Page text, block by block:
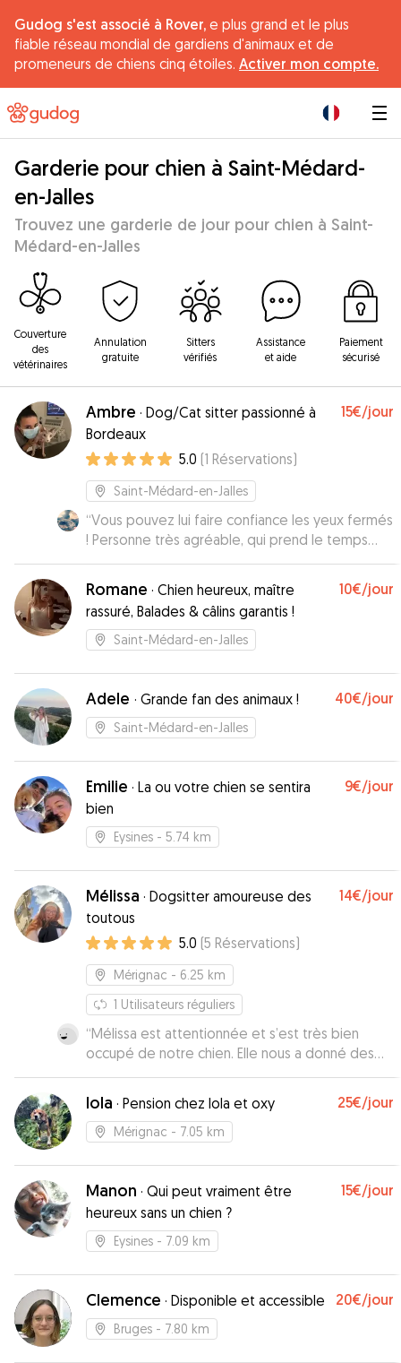
Gudog s'est associé à Rover, e plus grand et le plus
fiable réseau mondial de gardiens d'animaux et de
promeneurs de chiens cinq étoiles. Activer mon compte.
Garderie pour chien à Saint-Médard-
en-Jalles
Trouvez une garderie de jour pour chien à Saint-
Médard-en-Jalles
Couverture
des
vétérinaires
Annulation
gratuite
Sitters
vérifiés
Assistance
et aide
Paiement
sécurisé
Ambre · Dog/Cat sitter passionné à
Bordeaux
15€/jour
5.0 (1 Réservations)
Saint-Médard-en-Jalles
“Vous pouvez lui faire confiance les yeux fermés
! Personne très agréable, qui prend le temps
d’envoyer des photos de nos compagnons, très
à l’écoute ! Je recommande 👍🏻
Romane · Chien heureux, maître
rassuré, Balades & câlins garantis !
10€/jour
Saint-Médard-en-Jalles
Adele · Grande fan des animaux ! 40€/jour
Saint-Médard-en-Jalles
Emilie · La ou votre chien se sentira
bien
9€/jour
Eysines - 5.74 km
Mélissa · Dogsitter amoureuse des
toutous
14€/jour
5.0 (5 Réservations)
Mérignac - 6.25 km
1 Utilisateurs réguliers
“Mélissa est attentionnée et s’est très bien
occupé de notre chien. Elle nous a donné des
nouvelles plusieurs fois par jour.”
lola · Pension chez lola et oxy 25€/jour
Mérignac - 7.05 km
Manon · Qui peut vraiment être
heureux sans un chien ?
15€/jour
Eysines - 7.09 km
Clemence · Disponible et accessible 20€/jour
Bruges - 7.80 km